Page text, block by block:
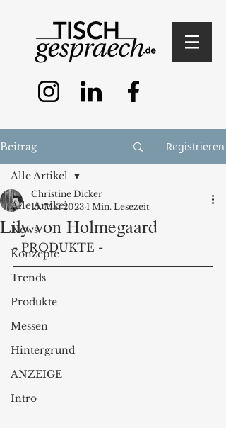
Beitrag Registrieren
Alle Artikel
News
Konzepte
Trends
Produkte
Messen
Hintergrund
ANZEIGE
Intro
Alle Artikel
Lily von Holmegaard
Christine Dicker
15. Mai 2023 1 Min. Lesezeit
- PRODUKTE -